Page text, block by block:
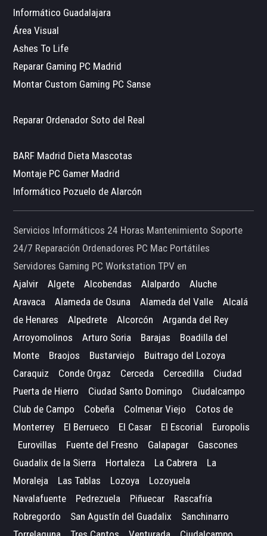
Informático Guadalajara
Área Visual
Ashes To Life
Reparar Gaming PC Madrid
Montar Custom Gaming PC Sanse
Reparar Ordenador Soto del Real
BARF Madrid Dieta Mascotas
Montaje PC Gamer Madrid
Informático Pozuelo de Alarcón
Servicios Informáticos 24 Horas Mantenimiento Soporte
24/7 Reparación Ordenadores PC Mac Portátiles
Servidores Gaming PC Workstation TPV en
Ajalvir
Algete Alcobendas Alalpardo
Aluche
Aravaca
Alameda de Osuna Alameda del Valle
Alcalá
de Henares
Alpedrete Alcorcón
Arganda del Rey
Arroyomolinos
Arturo Soria Barajas
Boadilla del
Monte
Braojos Bustarviejo
Buitrago del Lozoya
Caraquiz
Conde Orgaz Cerceda Cercedilla
Ciudad
Puerta de Hierro
Ciudad Santo Domingo
Ciudalcampo
Club de Campo
Cobeña Colmenar Viejo
Cotos de
Monterrey
El Berrueco El Casar El Escorial
Europolis
Eurovillas
Fuente del Fresno Galapagar
Gascones
Guadalix de la Sierra
Hortaleza La Cabrera
La
Moraleja
Las Tablas Lozoya
Lozoyuela
Navalafuente
Pedrezuela Piñuecar
Rascafría
Robregordo
San Agustín del Guadalix
Sanchinarro